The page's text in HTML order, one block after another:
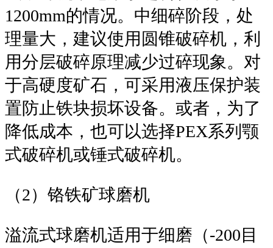
1200mm的情况。中细碎阶段，处
理量大，建议使用圆锥破碎机，利
用分层破碎原理减少过碎现象。对
于高硬度矿石，可采用液压保护装
置防止铁块损坏设备。或者，为了
降低成本，也可以选择PEX系列颚
式破碎机或锤式破碎机。
（2）铬铁矿球磨机
溢流式球磨机适用于细磨（-200目